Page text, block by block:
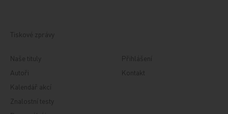
Tiskové zprávy
Naše tituly
Autoři
Kalendář akcí
Znalostní testy
Přihlášení
Kontakt